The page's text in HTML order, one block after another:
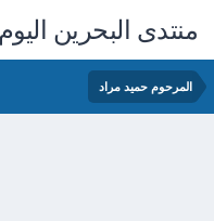
منتدى البحرين اليوم
المرحوم حميد مراد